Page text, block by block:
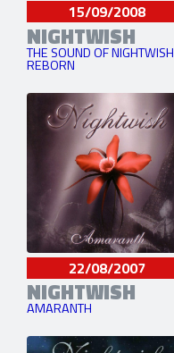
15/09/2008
NIGHTWISH
THE SOUND OF NIGHTWISH
REBORN
22/08/2007
NIGHTWISH
AMARANTH